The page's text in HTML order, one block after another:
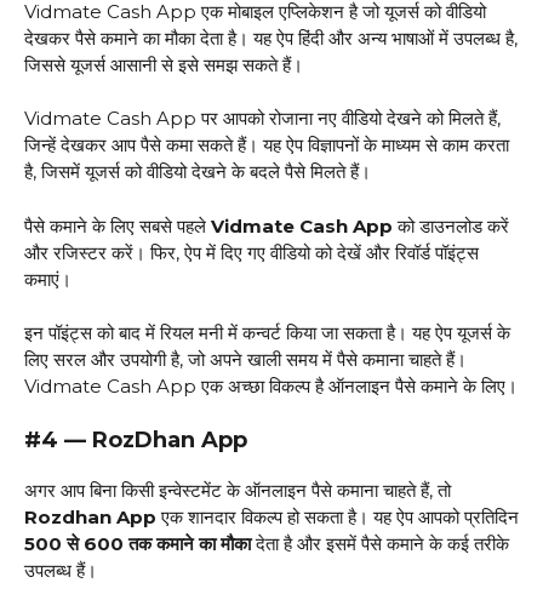
Vidmate Cash App एक मोबाइल एप्लिकेशन है जो यूजर्स को वीडियो
देखकर पैसे कमाने का मौका देता है। यह ऐप हिंदी और अन्य भाषाओं में उपलब्ध है,
जिससे यूजर्स आसानी से इसे समझ सकते हैं।
Vidmate Cash App पर आपको रोजाना नए वीडियो देखने को मिलते हैं,
जिन्हें देखकर आप पैसे कमा सकते हैं। यह ऐप विज्ञापनों के माध्यम से काम करता
है, जिसमें यूजर्स को वीडियो देखने के बदले पैसे मिलते हैं।
पैसे कमाने के लिए सबसे पहले Vidmate Cash Appको डाउनलोड करें
और रजिस्टर करें। फिर, ऐप में दिए गए वीडियो को देखें और रिवॉर्ड पॉइंट्स
कमाएं।
इन पॉइंट्स को बाद में रियल मनी में कन्वर्ट किया जा सकता है। यह ऐप यूजर्स के
लिए सरल और उपयोगी है, जो अपने खाली समय में पैसे कमाना चाहते हैं।
Vidmate Cash App एक अच्छा विकल्प है ऑनलाइन पैसे कमाने के लिए।
#4 — RozDhan App
अगर आप बिना किसी इन्वेस्टमेंट के ऑनलाइन पैसे कमाना चाहते हैं, तो
Rozdhan App एक शानदार विकल्प हो सकता है। यह ऐप आपको प्रतिदिन
₹500 से ₹600 तक कमाने का मौकादेता है और इसमें पैसे कमाने के कई तरीके
उपलब्ध हैं।